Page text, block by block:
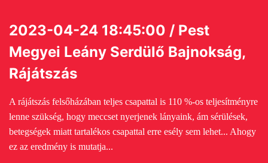
2023-04-24 18:45:00 / Pest
Megyei Leány Serdülő Bajnokság,
Rájátszás
A rájátszás felsőházában teljes csapattal is 110 %-os teljesítményre
lenne szükség, hogy meccset nyerjenek lányaink, ám sérülések,
betegségek miatt tartalékos csapattal erre esély sem lehet... Ahogy
ez az eredmény is mutatja...